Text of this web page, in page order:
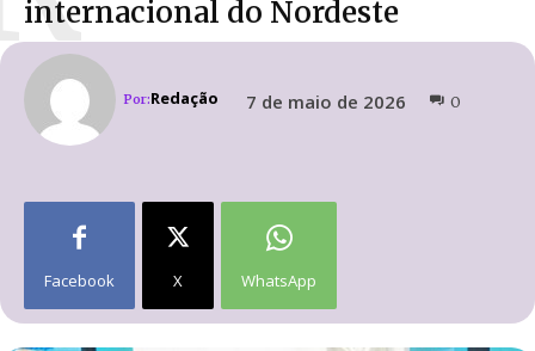
internacional do Nordeste
Por:Redação 7 de maio de 2026 0
Facebook X WhatsApp